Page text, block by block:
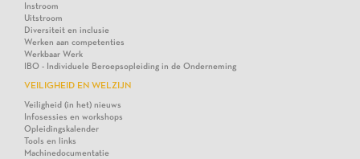
Instroom
Uitstroom
Diversiteit en inclusie
Werken aan competenties
Werkbaar Werk
IBO - Individuele Beroepsopleiding in de Onderneming
VEILIGHEID EN WELZIJN
Veiligheid (in het) nieuws
Infosessies en workshops
Opleidingskalender
Tools en links
Machinedocumentatie